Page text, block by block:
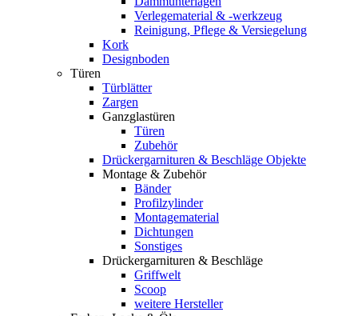
Verlegematerial & -werkzeug
Reinigung, Pflege & Versiegelung
Kork
Designboden
Türen
Türblätter
Zargen
Ganzglastüren
Türen
Zubehör
Drückergarnituren & Beschläge Objekte
Montage & Zubehör
Bänder
Profilzylinder
Montagematerial
Dichtungen
Sonstiges
Drückergarnituren & Beschläge
Griffwelt
Scoop
weitere Hersteller